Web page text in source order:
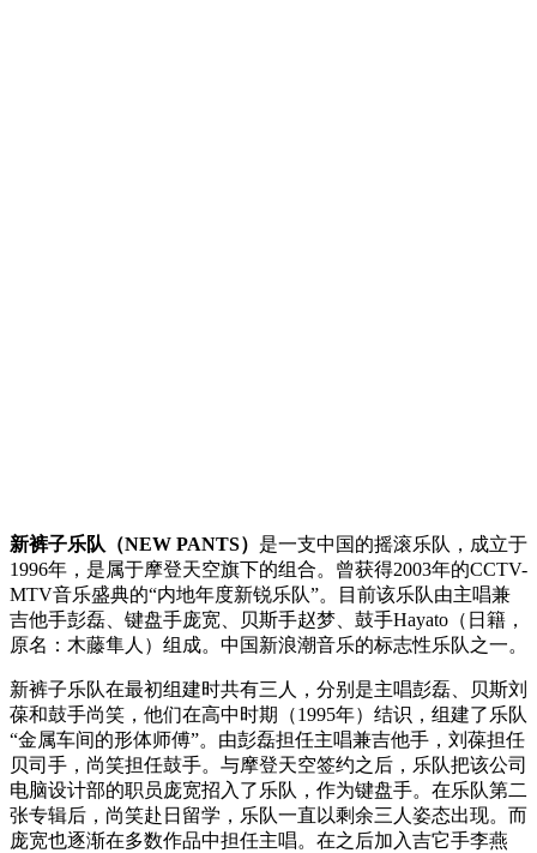
新裤子乐队（NEW PANTS） 是一支中国的摇滚乐队，成立于
1996年，是属于摩登天空旗下的组合。曾获得2003年的CCTV-
MTV音乐盛典的“内地年度新锐乐队”。目前该乐队由主唱兼
吉他手彭磊、键盘手庞宽、贝斯手赵梦、鼓手Hayato（日籍，
原名：木藤隼人）组成。中国新浪潮音乐的标志性乐队之一。
新裤子乐队在最初组建时共有三人，分别是主唱彭磊、贝斯刘
葆和鼓手尚笑，他们在高中时期（1995年）结识，组建了乐队
“金属车间的形体师傅”。由彭磊担任主唱兼吉他手，刘葆担任
贝司手，尚笑担任鼓手。与摩登天空签约之后，乐队把该公司
电脑设计部的职员庞宽招入了乐队，作为键盘手。在乐队第二
张专辑后，尚笑赴日留学，乐队一直以剩余三人姿态出现。而
庞宽也逐渐在多数作品中担任主唱。在之后加入吉它手李燕